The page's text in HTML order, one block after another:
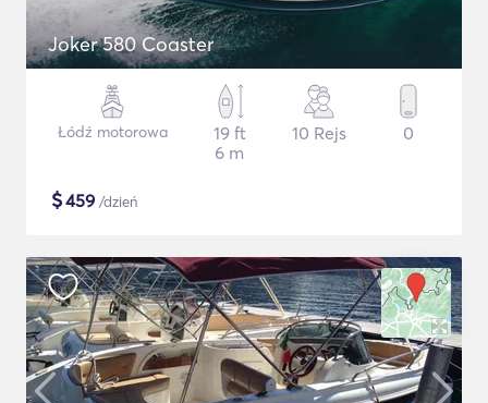
Joker 580 Coaster
Łódź motorowa
19 ft
6 m
10 Rejs 0
$459 /dzień